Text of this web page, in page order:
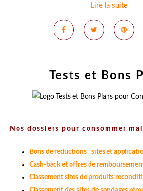
Lire la suite
Tests et Bons
Nos dossiers pour consommer
Bons de réductions : sites et
Cash-back et offres de
Classement sites de produits